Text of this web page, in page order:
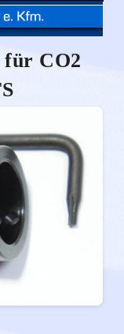
für CO2